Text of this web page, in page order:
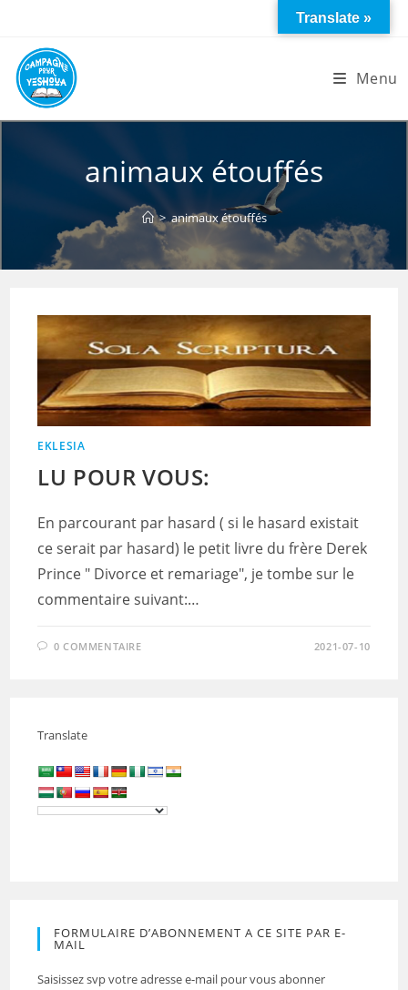
content
Menu
animaux étouffés
> animaux étouffés
EKLESIA
LU POUR VOUS:
En parcourant par hasard ( si le hasard existait
ce serait par hasard) le petit livre du frère Derek
Prince " Divorce et remariage", je tombe sur le
commentaire suivant:…
0 COMMENTAIRE 2021-07-10
Translate
FORMULAIRE D’ABONNEMENT A CE SITE PAR E-
MAIL
Saisissez svp votre adresse e-mail pour vous abonner
Translate »